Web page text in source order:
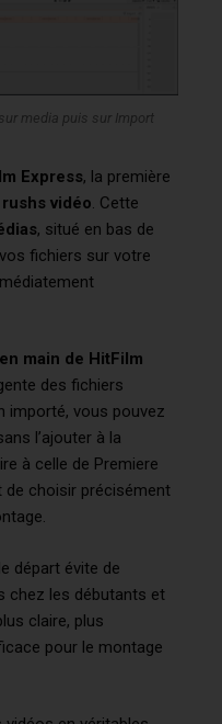
media puis sur Import
Express, la première
vidéo. Cette
, situé en bas de
fichiers sur votre
main de HitFilm
des fichiers
importé, vous pouvez
l’ajouter à la
à celle de Premiere
de choisir précisément
départ évite de
chez les débutants et
claire, plus
pour le montage